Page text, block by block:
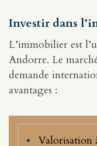
Investir dans
L’immobilier est
Andorre. Le
demande
avantages :
Valorisation